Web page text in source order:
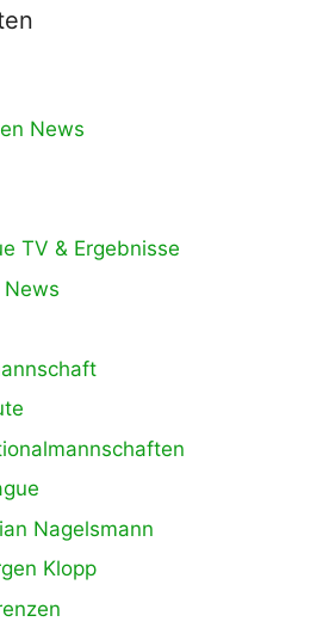
News
TV & Ergebnisse
News
Nagelsmann
Klopp